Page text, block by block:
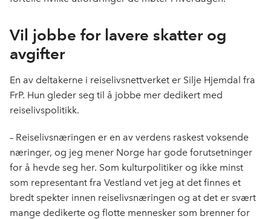
Vil jobbe for lavere skatter og
avgifter
En av deltakerne i reiselivsnettverket er Silje Hjemdal fra
FrP. Hun gleder seg til å jobbe mer dedikert med
reiselivspolitikk.
– Reiselivsnæringen er en av verdens raskest voksende
næringer, og jeg mener Norge har gode forutsetninger
for å hevde seg her. Som kulturpolitiker og ikke minst
som representant fra Vestland vet jeg at det finnes et
bredt spekter innen reiselivsnæringen og at det er svært
mange dedikerte og flotte mennesker som brenner for